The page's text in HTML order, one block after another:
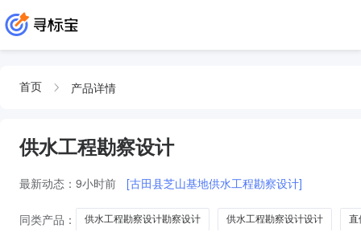
首页 产品详情
供水工程勘察设计
最新动态： 9小时前 [古田县芝山基地供水工程勘察设计]
同类产品： 供水工程勘察设计勘察设计 供水工程勘察设计设计 直